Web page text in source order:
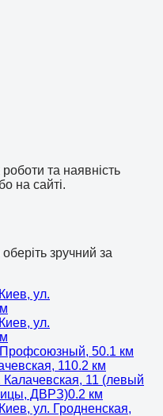
та наявність
на сайті.
зручний за
Киев, ул.
Киев, ул.
Профсоюзный, 50.1 км
110.2 км
Калачевская, 11 (левый
ДВРЗ)0.2 км
Киев, ул. Гродненская,